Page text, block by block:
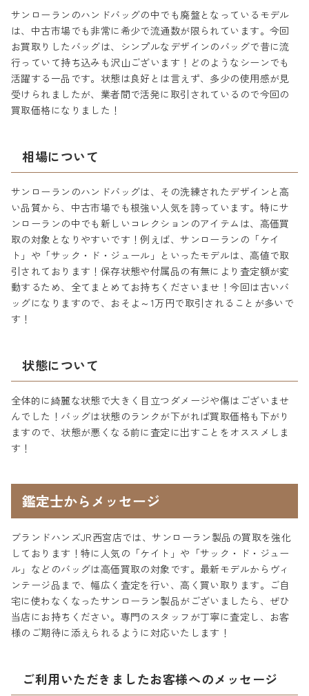
サンローランのハンドバッグの中でも廃盤となっているモデル
は、中古市場でも非常に希少で流通数が限られています。今回
お買取りしたバッグは、シンプルなデザインのバッグで昔に流
行っていて持ち込みも沢山ございます！どのようなシーンでも
活躍する一品です。状態は良好とは言えず、多少の使用感が見
受けられましたが、業者間で活発に取引されているので今回の
買取価格になりました！
相場について
サンローランのハンドバッグは、その洗練されたデザインと高
い品質から、中古市場でも根強い人気を誇っています。特にサ
ンローランの中でも新しいコレクションのアイテムは、高価買
取の対象となりやすいです！例えば、サンローランの「ケイ
ト」や「サック・ド・ジュール」といったモデルは、高値で取
引されております！保存状態や付属品の有無により査定額が変
動するため、全てまとめてお持ちくださいませ！今回は古いバ
ッグになりますので、おそよ～1万円で取引されることが多いで
す！
状態について
全体的に綺麗な状態で大きく目立つダメージや傷はございませ
んでした！バッグは状態のランクが下がれば買取価格も下がり
ますので、状態が悪くなる前に査定に出すことをオススメしま
す！
鑑定士からメッセージ
ブランドハンズJR西宮店では、サンローラン製品の買取を強化
しております！特に人気の「ケイト」や「サック・ド・ジュー
ル」などのバッグは高価買取の対象です。最新モデルからヴィ
ンテージ品まで、幅広く査定を行い、高く買い取ります。ご自
宅に使わなくなったサンローラン製品がございましたら、ぜひ
当店にお持ちください。専門のスタッフが丁寧に査定し、お客
様のご期待に添えられるように対応いたします！
ご利用いただきましたお客様へのメッセージ